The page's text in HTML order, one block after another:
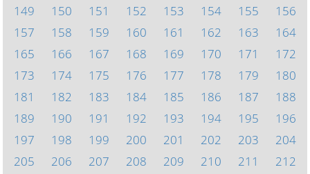
149
150 151 152 153 154 155
156
157
158 159 160 161 162 163
164
165
166 167 168 169 170 171
172
173
174 175 176 177 178 179
180
181
182 183 184 185 186 187
188
189
190 191 192 193 194 195
196
197
198 199 200 201 202 203
204
205
206 207 208 209 210 211
212